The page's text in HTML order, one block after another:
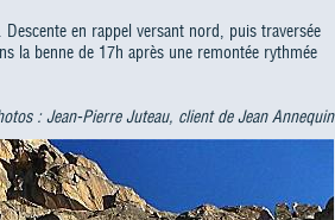
en rappel versant nord, puis traversée
la benne de 17h après une remontée rythmée
: Jean-Pierre Juteau, client de Jean Annequin